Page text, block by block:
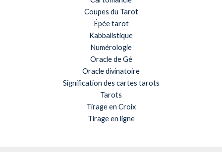
Coupes du Tarot
Épée tarot
Kabbalistique
Numérologie
Oracle de Gé
Oracle divinatoire
Signification des cartes tarots
Tarots
Tirage en Croix
Tirage en ligne